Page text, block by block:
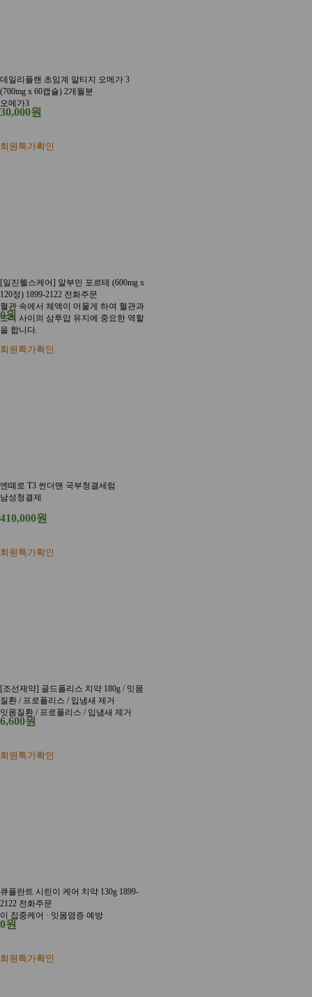
데일리플랜 초임계 알티지 오메가 3
(700mg x 60캡슐) 2개월분
오메가3
30,000원
회원특가확인
[일진헬스케어] 알부민 포르테 (600mg x
120정) 1899-2122 전화주문
혈관 속에서 체액이 머물게 하여 혈관과
조직 사이의 삼투압 유지에 중요한 역할
을 합니다.
0원
회원특가확인
엔떼로 T3 썬더맨 국부청결세럼
남성청결제
410,000원
회원특가확인
[조선제약] 골드폴리스 치약 180g / 잇몸
질환 / 프로폴리스 / 입냄새 제거
잇몸질환 / 프로폴리스 / 입냄새 제거
6,600원
회원특가확인
큐플란트 시린이 케어 치약 130g 1899-
2122 전화주문
이 집중케어 · 잇몸염증 예방
0원
회원특가확인